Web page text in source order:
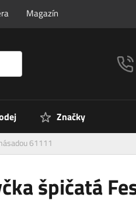
Magazín
Značky
61111
špičatá